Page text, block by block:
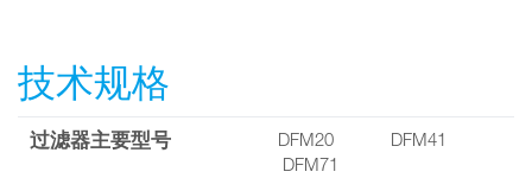
技术规格
过滤器主要型号
DFM20 DFM41
DFM71